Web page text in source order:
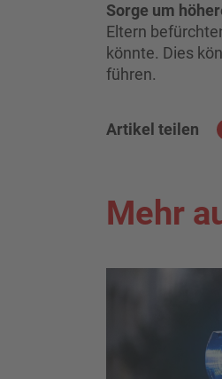
Sorge um
Eltern
könnte. Dies
führen.
Artikel teilen
Mehr